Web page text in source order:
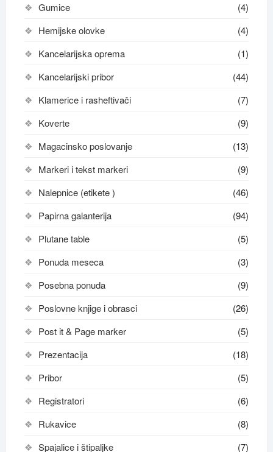
Gumice
(4)
Hemijske olovke
(4)
Kancelarijska oprema
(1)
Kancelarijski pribor
(44)
Klamerice i rasheftivači
(7)
Koverte
(9)
Magacinsko poslovanje
(13)
Markeri i tekst markeri
(9)
Nalepnice (etikete )
(46)
Papirna galanterija
(94)
Plutane table
(5)
Ponuda meseca
(3)
Posebna ponuda
(9)
Poslovne knjige i obrasci
(26)
Post it & Page marker
(5)
Prezentacija
(18)
Pribor
(5)
Registratori
(6)
Rukavice
(8)
Spajalice i štipaljke
(7)